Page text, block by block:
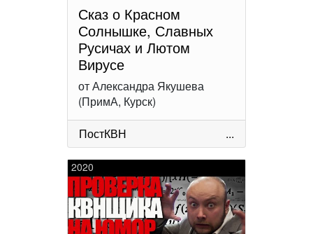
Сказ о Красном
Солнышке, Славных
Русичах и Лютом
Вирусе
от Александра Якушева
(ПримА, Курск)
ПостКВН
...
2020